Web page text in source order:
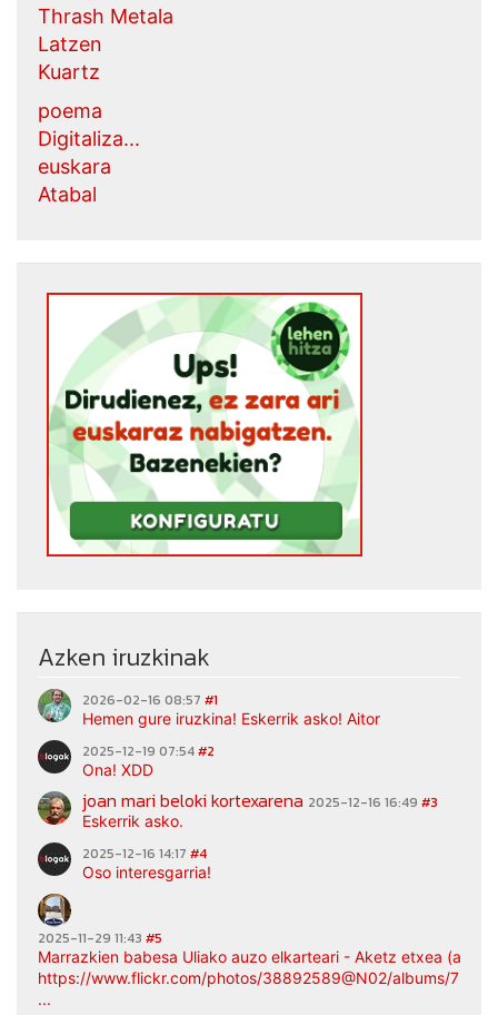
Thrash Metala
Latzen
Kuartz
poema
Digitaliza...
euskara
Atabal
Azken iruzkinak
2026-02-16 08:57 #1
Hemen gure iruzkina! Eskerrik asko! Aitor
2025-12-19 07:54#2
Ona! XDD
joan mari beloki kortexarena 2025-12-16 16:49 #3
Eskerrik asko.
2025-12-16 14:17 #4
Oso interesgarria!
2025-11-29 11:43 #5
Marrazkien babesa Uliako auzo elkarteari - Aketz etxea
https://www.flickr.com/photos/38892589@N02/albums/
...